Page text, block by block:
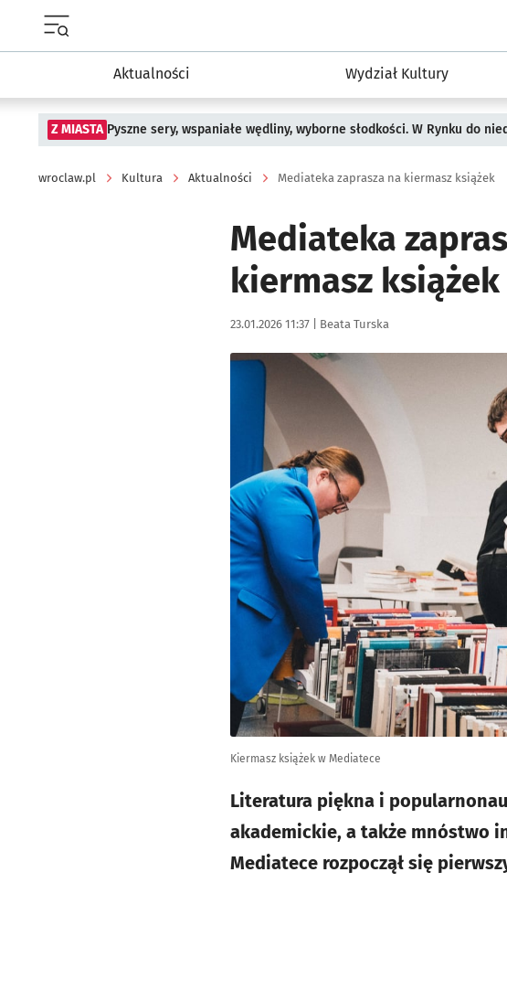
Aktualności Wydział Kultury
Z MIASTA Pyszne sery, wspaniałe wędliny, wyborne słodkości. W Rynku do
wroclaw.pl Kultura Aktualności Mediateka zaprasza na kiermasz książek
Mediateka
kiermasz książek
Data publikacji:
23.01.2026 11:37 | Autor:
Beata Turska
Kliknij, aby powiększyć
Kiermasz książek w Mediatece
Literatura piękna i
akademickie, a także mnóstwo
Mediatece rozpoczął się